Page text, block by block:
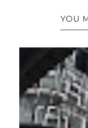
YOU